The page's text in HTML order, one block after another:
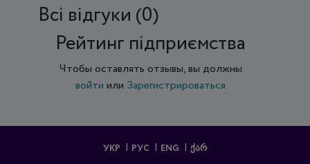
Всi відгуки (0)
Рейтинг підприємства
Чтобы оставлять отзывы, вы должны
войти или Зарегистрироваться
УКР РУС ENG ᲥᲐᲠ